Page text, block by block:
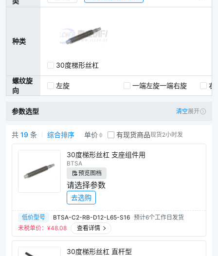
30度梯形丝杠组件
30度梯形丝杠用支座
30度梯形丝杠用螺帽支架
数字位置显示器用夹板
种类
30度梯形丝杠
螺纹旋
向
左旋 一端左旋一端右旋 右
参数选型 清空展开
30度梯形丝杆商品列表
共 19 条 综合排序 单价 有现货商品现货2小时发
30度梯形丝杠 支座组件用
BTSA
预览图档
请选择参数
去选购
低价型号 BTSA-C2-RB-D12-L65-S16 预计6个工作日发货
未税单价：¥48.08 查看详情
30度梯形丝杠 直杆型